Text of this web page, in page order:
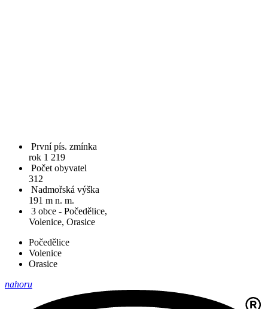
První pís. zmínka
rok 1 219
Počet obyvatel
312
Nadmořská výška
191 m n. m.
3 obce - Počedělice,
Volenice, Orasice
Počedělice
Volenice
Orasice
nahoru